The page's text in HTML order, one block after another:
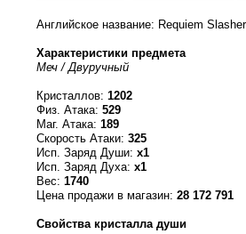
Английское название: Requiem Slasher
Характеристики предмета
Меч / Двуручный
Кристаллов: 1202
Физ. Атака: 529
Маг. Атака: 189
Скорость Атаки: 325
Исп. Заряд Души: x1
Исп. Заряд Духа: x1
Вес: 1740
Цена продажи в магазин: 28 172 791
Свойства кристалла души